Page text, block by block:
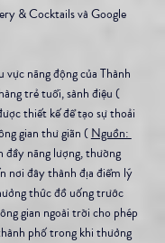
& Cocktails và Google
năng động của Thành
trẻ tuổi, sành điệu (
thiết kế để tạo sự thoải
gian thư giãn ( Nguồn:
năng lượng, thường
nơi đây thành địa điểm lý
thức đồ uống trước
gian ngoài trời cho phép
phố trong khi thưởng